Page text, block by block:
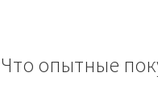
Что опытные